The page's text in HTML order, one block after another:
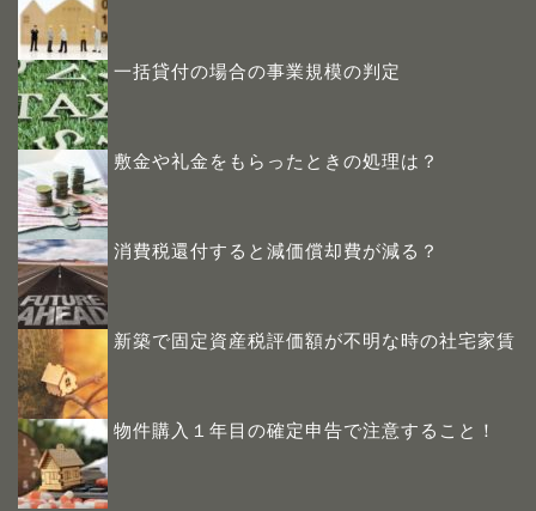
一括貸付の場合の事業規模の判定
敷金や礼金をもらったときの処理は？
消費税還付すると減価償却費が減る？
新築で固定資産税評価額が不明な時の社宅家賃
物件購入１年目の確定申告で注意すること！